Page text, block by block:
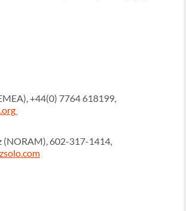
+44(0) 7764 618199,
(NORAM), 602-317-1414,